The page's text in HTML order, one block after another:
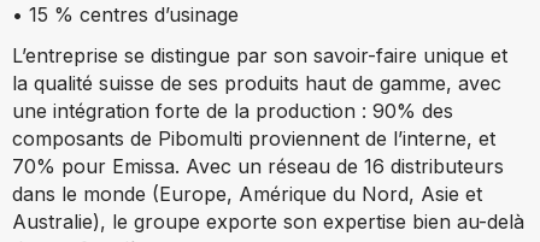
• 15 % centres d’usinage
L’entreprise se distingue par son savoir-faire unique et
la qualité suisse de ses produits haut de gamme, avec
une intégration forte de la production : 90% des
composants de Pibomulti proviennent de l’interne, et
70% pour Emissa. Avec un réseau de 16 distributeurs
dans le monde (Europe, Amérique du Nord, Asie et
Australie), le groupe exporte son expertise bien au-delà